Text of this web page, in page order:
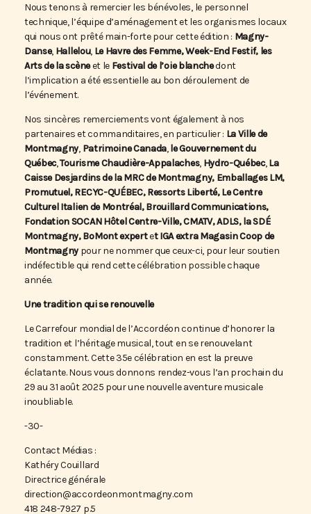
Nous tenons à remercier les bénévoles, le personnel
technique, l’équipe d’aménagement et les organismes locaux
qui nous ont prêté main-forte pour cette édition : Magny-
Danse, Hallelou, Le Havre des Femme, Week-End Festif, les
Arts de la scèneet leFestival de l’oie blanchedont
l’implication a été essentielle au bon déroulement de
l’événement.
Nos sincères remerciements vont également à nos
partenaires et commanditaires, en particulier : La Ville de
Montmagny, Patrimoine Canada,le Gouvernement du
Québec,Tourisme Chaudière-Appalaches, Hydro-Québec,La
Caisse Desjardins de la MRC de Montmagny, Emballages LM,
Promutuel, RECYC-QUÉBEC, Ressorts Liberté, Le Centre
Culturel Italien de Montréal, Brouillard Communications,
Fondation SOCAN Hôtel Centre-Ville, CMATV, ADLS, la SDÉ
Montmagny, BoMontexpertet IGA extra Magasin Coop de
Montmagny pour ne nommer que ceux-ci, pour leur soutien
indéfectible qui rend cette célébration possible chaque
année.
Une tradition qui se renouvelle
Le Carrefour mondial de l’Accordéon continue d’honorer la
tradition et l’héritage musical, tout en se renouvelant
constamment. Cette 35e célébration en est la preuve
éclatante. Nous vous donnons rendez-vous l’an prochain du
29 au 31 août 2025 pour une nouvelle aventure musicale
inoubliable.
-30-
Contact Médias :
Kathéry Couillard
Directrice générale
direction@accordeonmontmagny.com
418 248-7927 p.5